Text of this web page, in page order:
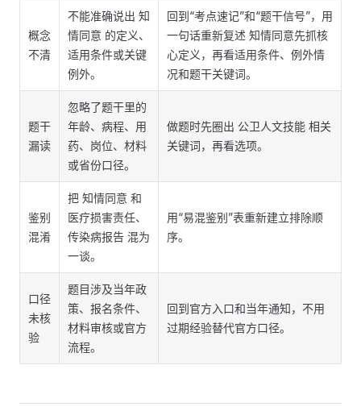
概念
不清
不能准确说出 知
情同意 的定义、
适用条件或关键
例外。
回到“考点速记”和“题干信号”，用
一句话重新复述 知情同意先抓核
心定义，再看适用条件、例外情
况和题干关键词。
题干
漏读
忽略了题干里的
年龄、病程、用
药、岗位、材料
或省份口径。
做题时先圈出 公卫人文技能 相关
关键词，再看选项。
鉴别
混淆
把 知情同意 和
医疗损害责任、
传染病报告 混为
一谈。
用“易混鉴别”表重新建立排除顺
序。
口径
未核
验
题目涉及当年政
策、报名条件、
材料审核或官方
流程。
回到官方入口和当年通知，不用
过期经验替代官方口径。